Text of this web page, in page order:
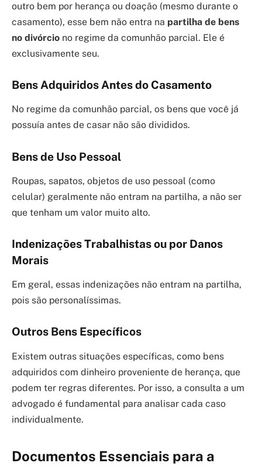
outro bem por herança ou doação (mesmo durante o
casamento), esse bem não entra na partilha de bens
no divórcio no regime da comunhão parcial. Ele é
exclusivamente seu.
Bens Adquiridos Antes do Casamento
No regime da comunhão parcial, os bens que você já
possuía antes de casar não são divididos.
Bens de Uso Pessoal
Roupas, sapatos, objetos de uso pessoal (como
celular) geralmente não entram na partilha, a não ser
que tenham um valor muito alto.
Indenizações Trabalhistas ou por Danos
Morais
Em geral, essas indenizações não entram na partilha,
pois são personalíssimas.
Outros Bens Específicos
Existem outras situações específicas, como bens
adquiridos com dinheiro proveniente de herança, que
podem ter regras diferentes. Por isso, a consulta a um
advogado é fundamental para analisar cada caso
individualmente.
Documentos Essenciais para a